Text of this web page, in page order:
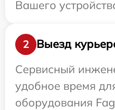
Вашего
2
Выезд
Сервисный
удобное время
оборудования